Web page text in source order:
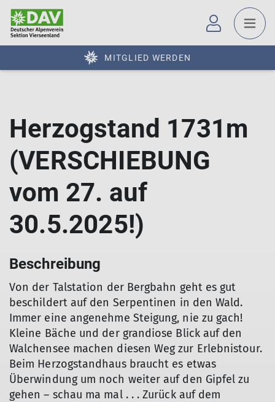
MITGLIED WERDEN
Herzogstand 1731m
(VERSCHIEBUNG
vom 27. auf
30.5.2025!)
Beschreibung
Von der Talstation der Bergbahn geht es gut
beschildert auf den Serpentinen in den Wald.
Immer eine angenehme Steigung, nie zu gach!
Kleine Bäche und der grandiose Blick auf den
Walchensee machen diesen Weg zur Erlebnistour.
Beim Herzogstandhaus braucht es etwas
Überwindung um noch weiter auf den Gipfel zu
gehen – schau ma mal . . . Zurück auf dem